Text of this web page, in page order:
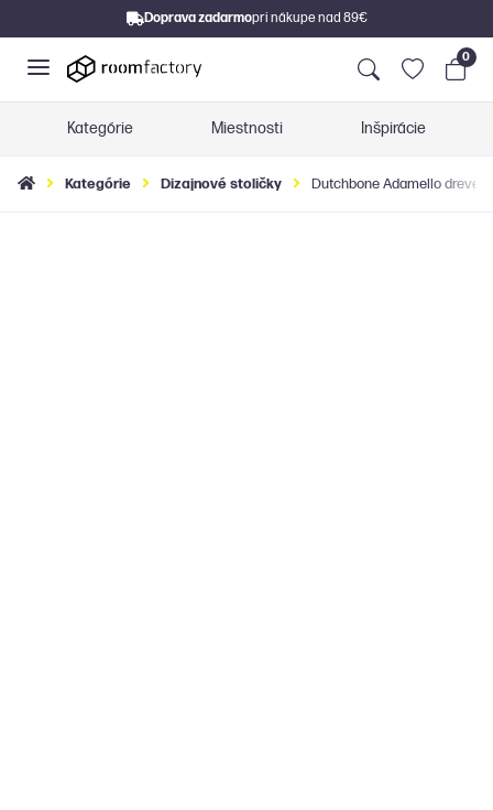
Doprava zadarmopri nákupe nad 89€
0
Kategórie Miestnosti Inšpirácie
Kategórie Dizajnové stoličky Dutchbone Adamello